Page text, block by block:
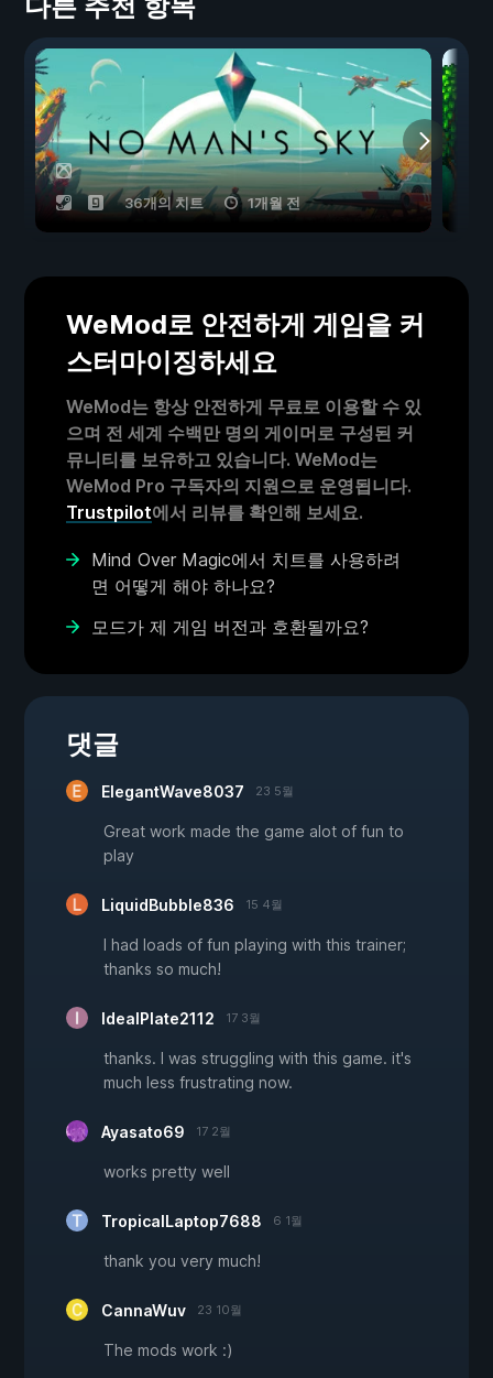
다른 추천 항목
36개의 치트 1개월 전
WeMod로 안전하게 게임을 커
스터마이징하세요
WeMod는 항상 안전하게 무료로 이용할 수 있
으며 전 세계 수백만 명의 게이머로 구성된 커
뮤니티를 보유하고 있습니다. WeMod는
WeMod Pro 구독자의 지원으로 운영됩니다.
Trustpilot에서 리뷰를 확인해 보세요.
Mind Over Magic에서 치트를 사용하려
면 어떻게 해야 하나요?
모드가 제 게임 버전과 호환될까요?
댓글
ElegantWave8037 23 5월
Great work made the game alot of fun to
play
LiquidBubble836 15 4월
I had loads of fun playing with this trainer;
thanks so much!
IdealPlate2112 17 3월
thanks. I was struggling with this game. it's
much less frustrating now.
Ayasato69 17 2월
works pretty well
TropicalLaptop7688 6 1월
thank you very much!
CannaWuv 23 10월
The mods work :)